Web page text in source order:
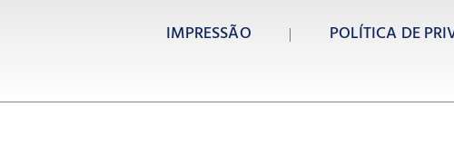
IMPRESSÃO POLÍTICA DE